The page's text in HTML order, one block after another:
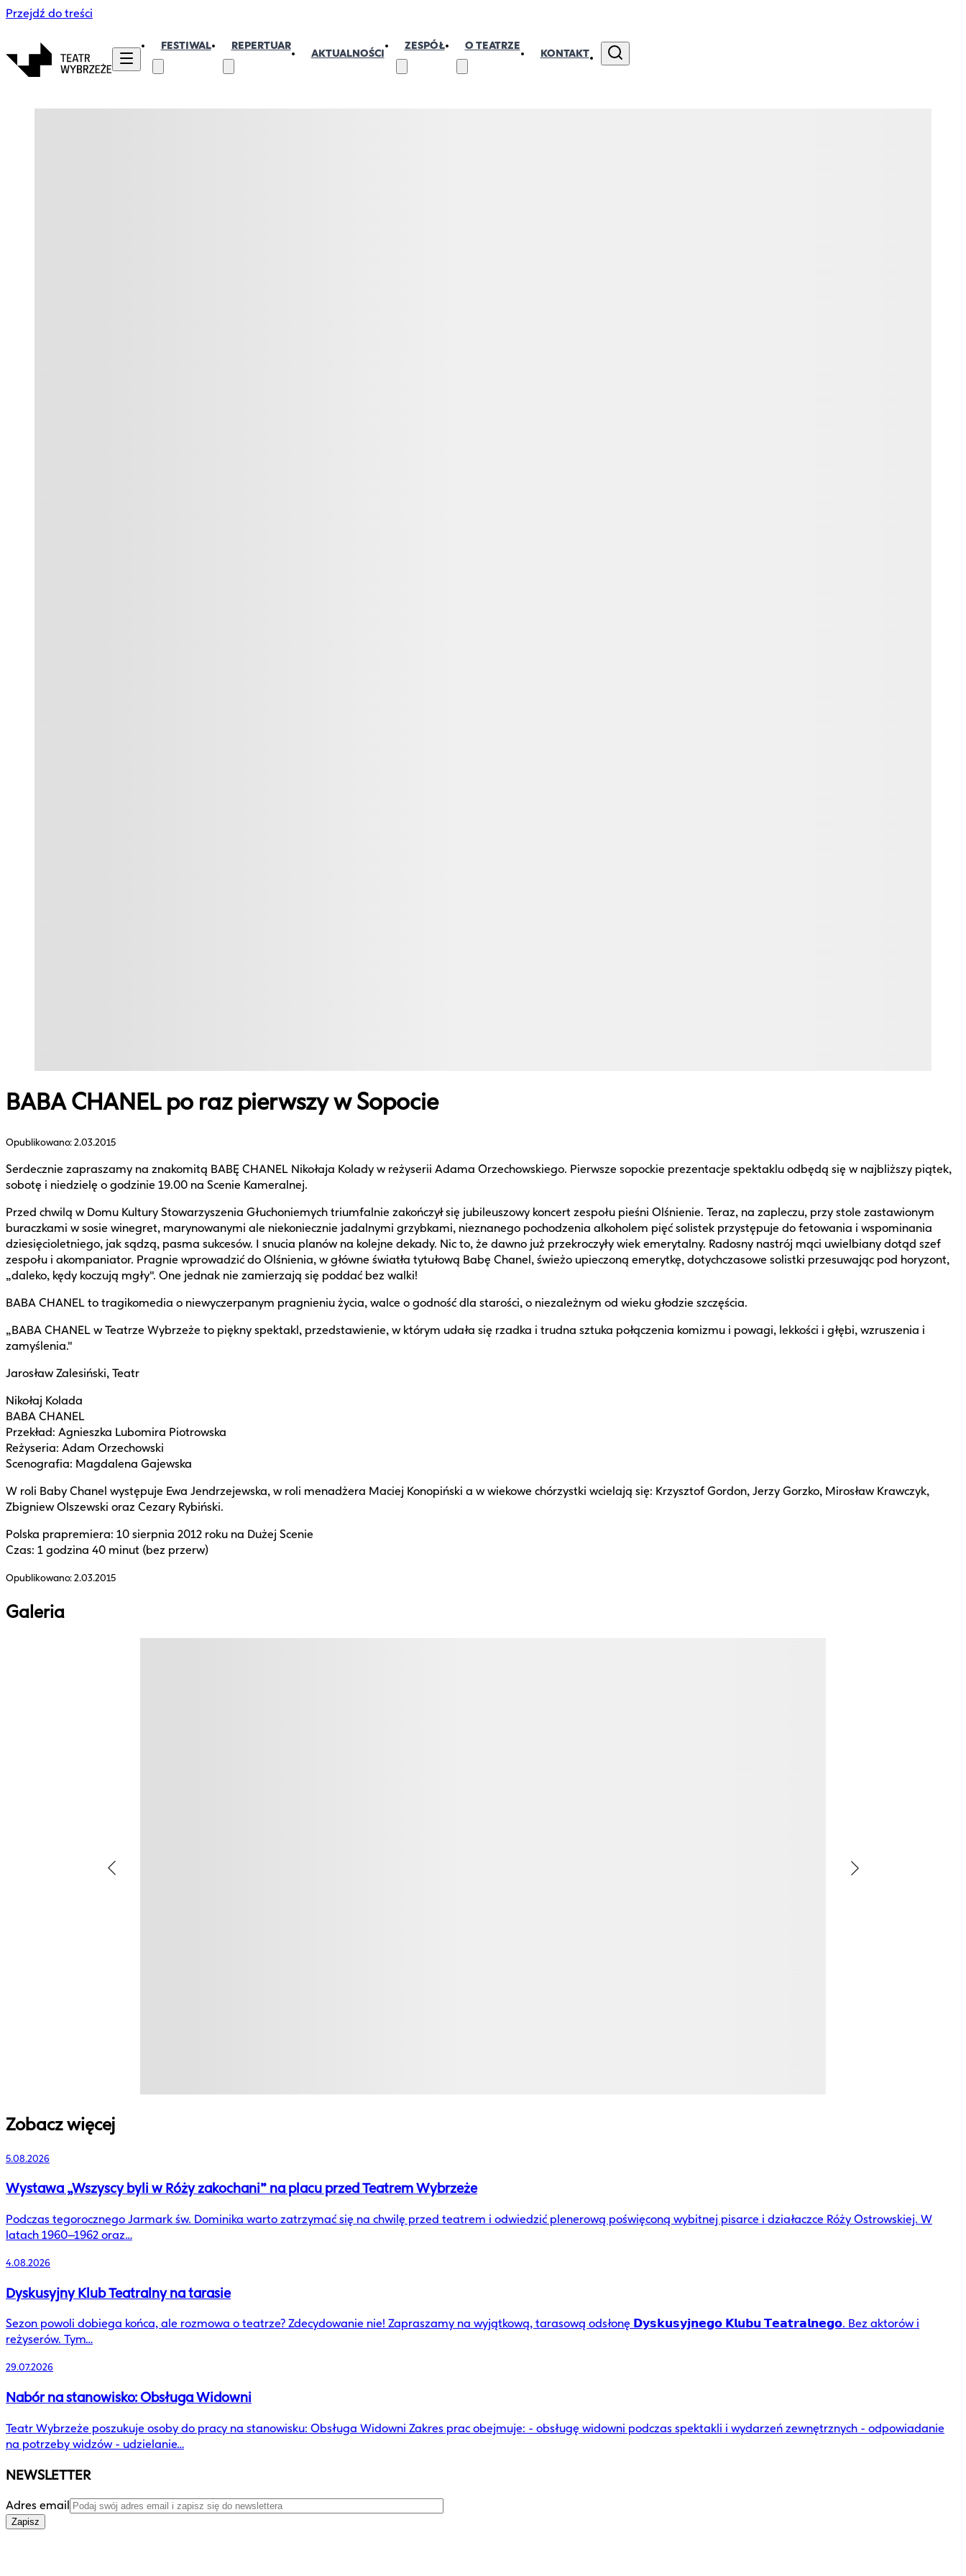
Przejdź do treści
FESTIWAL REPERTUAR
AKTUALNOŚCI
ZESPÓŁ O TEATRZE
KONTAKT
BABA CHANEL po raz pierwszy w Sopocie
Opublikowano:2.03.2015
Serdecznie zapraszamy na znakomitą BABĘ CHANEL Nikołaja Kolady w reżyserii Adama Orzechowskiego. Pierwsze sopockie prezentacje spektaklu odbędą się w najbliższy piątek,
sobotę i niedzielę o godzinie 19.00 na Scenie Kameralnej.
Przed chwilą w Domu Kultury Stowarzyszenia Głuchoniemych triumfalnie zakończył się jubileuszowy koncert zespołu pieśni Olśnienie. Teraz, na zapleczu, przy stole zastawionym
buraczkami w sosie winegret, marynowanymi ale niekoniecznie jadalnymi grzybkami, nieznanego pochodzenia alkoholem pięć solistek przystępuje do fetowania i wspominania
dziesięcioletniego, jak sądzą, pasma sukcesów. I snucia planów na kolejne dekady. Nic to, że dawno już przekroczyły wiek emerytalny. Radosny nastrój mąci uwielbiany dotąd szef
zespołu i akompaniator. Pragnie wprowadzić do Olśnienia, w główne światła tytułową Babę Chanel, świeżo upieczoną emerytkę, dotychczasowe solistki przesuwając pod horyzont,
„daleko, kędy koczują mgły". One jednak nie zamierzają się poddać bez walki!
BABA CHANEL to tragikomedia o niewyczerpanym pragnieniu życia, walce o godność dla starości, o niezależnym od wieku głodzie szczęścia.
„BABA CHANEL w Teatrze Wybrzeże to piękny spektakl, przedstawienie, w którym udała się rzadka i trudna sztuka połączenia komizmu i powagi, lekkości i głębi, wzruszenia i
zamyślenia."
Jarosław Zalesiński, Teatr
Nikołaj Kolada
BABA CHANEL
Przekład: Agnieszka Lubomira Piotrowska
Reżyseria: Adam Orzechowski
Scenografia: Magdalena Gajewska
W roli Baby Chanel występuje Ewa Jendrzejewska, w roli menadżera Maciej Konopiński a w wiekowe chórzystki wcielają się: Krzysztof Gordon, Jerzy Gorzko, Mirosław Krawczyk,
Zbigniew Olszewski oraz Cezary Rybiński.
Polska prapremiera: 10 sierpnia 2012 roku na Dużej Scenie
Czas: 1 godzina 40 minut (bez przerw)
Opublikowano:2.03.2015
Galeria
Zobacz więcej
5.08.2026
Wystawa „Wszyscy byli w Róży zakochani” na placu przed Teatrem Wybrzeże
Podczas tegorocznego Jarmark św. Dominika warto zatrzymać się na chwilę przed teatrem i odwiedzić plenerową poświęconą wybitnej pisarce i działaczce Róży Ostrowskiej. W
latach 1960–1962 oraz…
4.08.2026
Dyskusyjny Klub Teatralny na tarasie
Sezon powoli dobiega końca, ale rozmowa o teatrze? Zdecydowanie nie! Zapraszamy na wyjątkową, tarasową odsłonę 𝗗𝘆𝘀𝗸𝘂𝘀𝘆𝗷𝗻𝗲𝗴𝗼 𝗞𝗹𝘂𝗯𝘂 𝗧𝗲𝗮𝘁𝗿𝗮𝗹𝗻𝗲𝗴𝗼. Bez aktorów i
reżyserów. Tym…
29.07.2026
Nabór na stanowisko: Obsługa Widowni
Teatr Wybrzeże poszukuje osoby do pracy na stanowisku: Obsługa Widowni Zakres prac obejmuje: - obsługę widowni podczas spektakli i wydarzeń zewnętrznych - odpowiadanie
na potrzeby widzów - udzielanie…
NEWSLETTER
Adres email
Zapisz